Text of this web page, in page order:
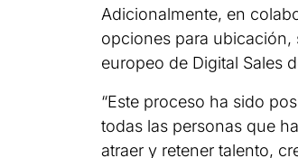
Adicionalmente, en
opciones para ubicación,
europeo de Digital Sales
“Este proceso ha sido
todas las personas que
atraer y retener talento,